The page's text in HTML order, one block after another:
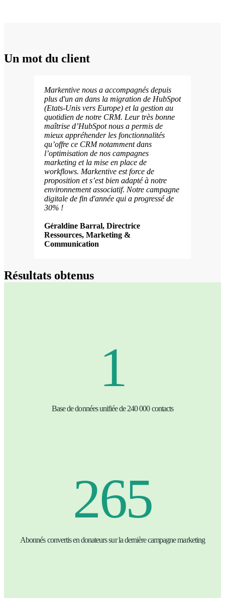
Un mot du client
Markentive nous a accompagnés depuis
plus d'un an dans la migration de HubSpot
(Etats-Unis vers Europe) et la gestion au
quotidien de notre CRM. Leur très bonne
maîtrise d’HubSpot nous a permis de
mieux appréhender les fonctionnalités
qu’offre ce CRM notamment dans
l’optimisation de nos campagnes
marketing et la mise en place de
workflows. Markentive est force de
proposition et s’est bien adapté à notre
environnement associatif. Notre campagne
digitale de fin d'année qui a progressé de
30% !
Géraldine Barral, Directrice
Ressources, Marketing &
Communication
Résultats obtenus
1
Base de données unifiée de 240 000 contacts
265
Abonnés convertis en donateurs sur la dernière campagne marketing